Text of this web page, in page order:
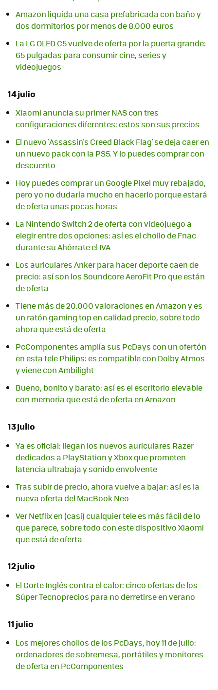
Amazon liquida una casa prefabricada con baño y
dos dormitorios por menos de 8.000 euros
La LG OLED C5 vuelve de oferta por la puerta grande:
65 pulgadas para consumir cine, series y
videojuegos
14 julio
Xiaomi anuncia su primer NAS con tres
configuraciones diferentes: estos son sus precios
El nuevo 'Assassin's Creed Black Flag' se deja caer en
un nuevo pack con la PS5. Y lo puedes comprar con
descuento
Hoy puedes comprar un Google Pixel muy rebajado,
pero yo no dudaría mucho en hacerlo porque estará
de oferta unas pocas horas
La Nintendo Switch 2 de oferta con videojuego a
elegir entre dos opciones: así es el chollo de Fnac
durante su Ahórrate el IVA
Los auriculares Anker para hacer deporte caen de
precio: así son los Soundcore AeroFit Pro que están
de oferta
Tiene más de 20.000 valoraciones en Amazon y es
un ratón gaming top en calidad precio, sobre todo
ahora que está de oferta
PcComponentes amplía sus PcDays con un ofertón
en esta tele Philips: es compatible con Dolby Atmos
y viene con Ambilight
Bueno, bonito y barato: así es el escritorio elevable
con memoria que está de oferta en Amazon
13 julio
Ya es oficial: llegan los nuevos auriculares Razer
dedicados a PlayStation y Xbox que prometen
latencia ultrabaja y sonido envolvente
Tras subir de precio, ahora vuelve a bajar: así es la
nueva oferta del MacBook Neo
Ver Netflix en (casi) cualquier tele es más fácil de lo
que parece, sobre todo con este dispositivo Xiaomi
que está de oferta
12 julio
El Corte Inglés contra el calor: cinco ofertas de los
Súper Tecnoprecios para no derretirse en verano
11 julio
Los mejores chollos de los PcDays, hoy 11 de julio:
ordenadores de sobremesa, portátiles y monitores
de oferta en PcComponentes